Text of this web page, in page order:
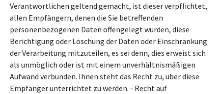
Verantwortlichen geltend gemacht, ist dieser verpflichtet,
allen Empfängern, denen die Sie betreffenden
personenbezogenen Daten offengelegt wurden, diese
Berichtigung oder Löschung der Daten oder Einschränkung
der Verarbeitung mitzuteilen, es sei denn, dies erweist sich
als unmöglich oder ist mit einem unverhältnismäßigen
Aufwand verbunden. Ihnen steht das Recht zu, über diese
Empfänger unterrichtet zu werden. - Recht auf